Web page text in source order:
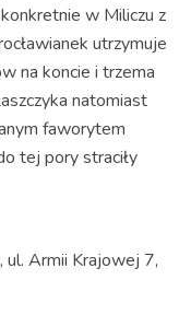
w Miliczu z
utrzymuje
na koncie i trzema
natomiast
faworytem
tej pory straciły
ul. Armii Krajowej 7,